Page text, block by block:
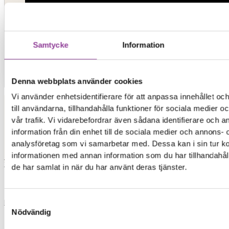
Samtycke Information
Denna webbplats använder cookies
Vi använder enhetsidentifierare för att anpassa innehållet
till användarna, tillhandahålla funktioner för sociala medier
vår trafik. Vi vidarebefordrar även sådana identifierare och
information från din enhet till de sociala medier och annons-
analysföretag som vi samarbetar med. Dessa kan i sin tur
informationen med annan information som du har
de har samlat in när du har använt deras tjänster.
Nödvändig
Kontakt
Elon Ljud & Bild
0,00kr0Varukorg
Start